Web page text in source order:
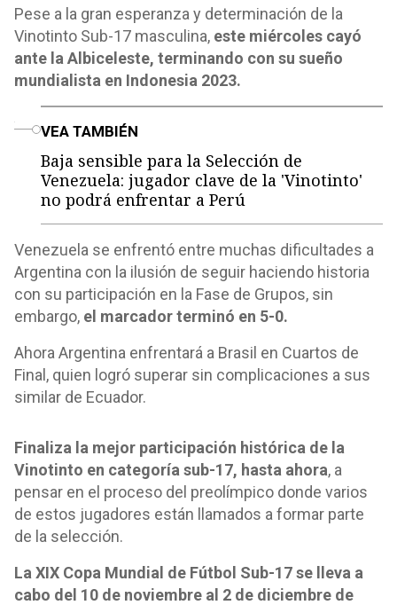
Pese a la gran esperanza y determinación de la
Vinotinto Sub-17 masculina, este miércoles cayó
ante la Albiceleste, terminando con su sueño
mundialista en Indonesia 2023.
VEA TAMBIÉN
Baja sensible para la Selección de
Venezuela: jugador clave de la 'Vinotinto'
no podrá enfrentar a Perú
Venezuela se enfrentó entre muchas dificultades a
Argentina con la ilusión de seguir haciendo historia
con su participación en la Fase de Grupos, sin
embargo, el marcador terminó en 5-0.
Ahora Argentina enfrentará a Brasil en Cuartos de
Final, quien logró superar sin complicaciones a sus
similar de Ecuador.
Finaliza la mejor participación histórica de la
Vinotinto en categoría sub-17, hasta ahora, a
pensar en el proceso del preolímpico donde varios
de estos jugadores están llamados a formar parte
de la selección.
La XIX Copa Mundial de Fútbol Sub-17 se lleva a
cabo del 10 de noviembre al 2 de diciembre de